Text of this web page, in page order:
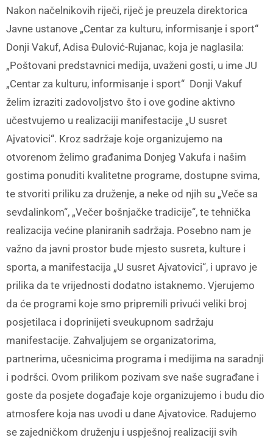
Nakon načelnikovih riječi, riječ je preuzela direktorica
Javne ustanove „Centar za kulturu, informisanje i sport“
Donji Vakuf, Adisa Đulović-Rujanac, koja je naglasila:
„Poštovani predstavnici medija, uvaženi gosti, u ime JU
„Centar za kulturu, informisanje i sport“ Donji Vakuf
želim izraziti zadovoljstvo što i ove godine aktivno
učestvujemo u realizaciji manifestacije „U susret
Ajvatovici“. Kroz sadržaje koje organizujemo na
otvorenom želimo građanima Donjeg Vakufa i našim
gostima ponuditi kvalitetne programe, dostupne svima,
te stvoriti priliku za druženje, a neke od njih su „Veče sa
sevdalinkom“, „Večer bošnjačke tradicije“, te tehnička
realizacija većine planiranih sadržaja. Posebno nam je
važno da javni prostor bude mjesto susreta, kulture i
sporta, a manifestacija „U susret Ajvatovici“, i upravo je
prilika da te vrijednosti dodatno istaknemo. Vjerujemo
da će programi koje smo pripremili privući veliki broj
posjetilaca i doprinijeti sveukupnom sadržaju
manifestacije. Zahvaljujem se organizatorima,
partnerima, učesnicima programa i medijima na saradnji
i podršci. Ovom prilikom pozivam sve naše sugrađane i
goste da posjete događaje koje organizujemo i budu dio
atmosfere koja nas uvodi u dane Ajvatovice. Radujemo
se zajedničkom druženju i uspješnoj realizaciji svih